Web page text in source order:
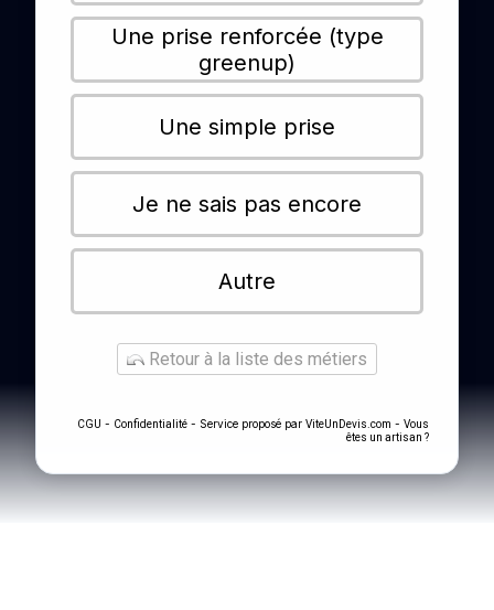
Une prise renforcée (type
greenup)
Une simple prise
Je ne sais pas encore
Autre
Retour à la liste des métiers
CGU - Confidentialité - Service proposé par ViteUnDevis.com - Vous
êtes un artisan ?